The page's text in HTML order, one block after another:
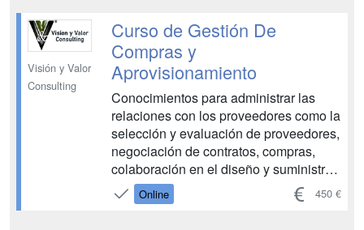
logísticos ( su tipología y definición)
Conocimiento del sector...
Visión y Valor
Consulting
Curso de Gestión De
Compras y
Aprovisionamiento
Conocimientos para administrar las
relaciones con los proveedores como la
selección y evaluación de proveedores,
negociación de contratos, compras,
colaboración en el diseño y suministro.
Realizar un plan estratégico para la
demanda y abastecimiento de la
Online 450 €